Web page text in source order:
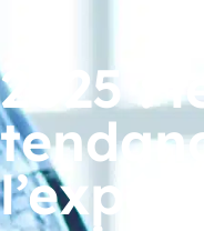
2025 :